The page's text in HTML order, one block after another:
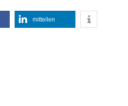
mitteilen